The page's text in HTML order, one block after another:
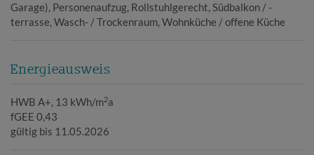
Garage) Personenaufzug Rollstuhlgerecht Südbalkon / -
terrasse Wasch- / Trockenraum Wohnküche / offene Küche
Energieausweis
HWB A+, 13 kWh/m2a
fGEE 0,43
gültig bis 11.05.2026